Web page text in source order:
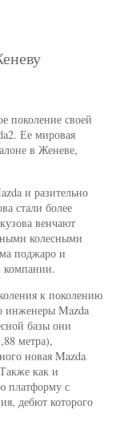
поколение своей
Ее мировая
в Женеве,
и разительно
стали более
венчают
колесными
поджаро и
компании.
к поколению
инженеры Mazda
базы они
метра),
новая Mazda
как и
платформу с
дебют которого